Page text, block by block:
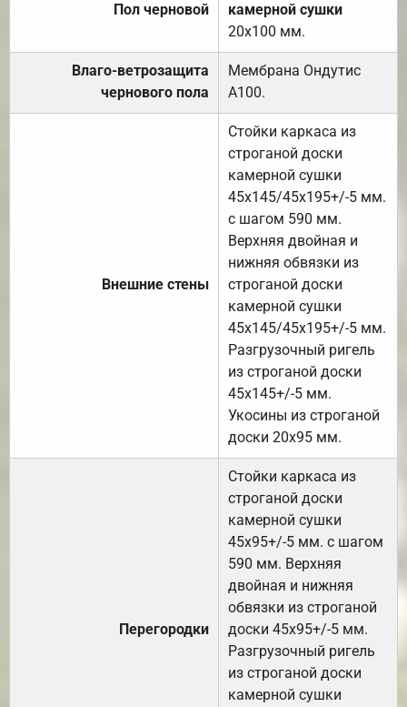
Пол черновой
камерной сушки
20х100 мм.
Влаго-ветрозащита
чернового пола
Мембрана Ондутис
А100.
Внешние стены
Стойки каркаса из
строганой доски
камерной сушки
45х145/45х195+/-5 мм.
с шагом 590 мм.
Верхняя двойная и
нижняя обвязки из
строганой доски
камерной сушки
45х145/45х195+/-5 мм.
Разгрузочный ригель
из строганой доски
45х145+/-5 мм.
Укосины из строганой
доски 20х95 мм.
Перегородки
Стойки каркаса из
строганой доски
камерной сушки
45х95+/-5 мм. с шагом
590 мм. Верхняя
двойная и нижняя
обвязки из строганой
доски 45х95+/-5 мм.
Разгрузочный ригель
из строганой доски
камерной сушки